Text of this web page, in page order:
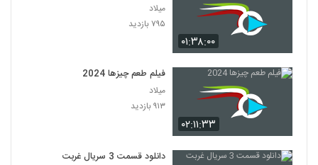
۰۱:۳۸:۰۰
میلاد
۷۹۵ بازدید
۰۲:۱۱:۳۳
فیلم طعم چیزها 2024
میلاد
۹۱۳ بازدید
دانلود قسمت 3 سریال غربت